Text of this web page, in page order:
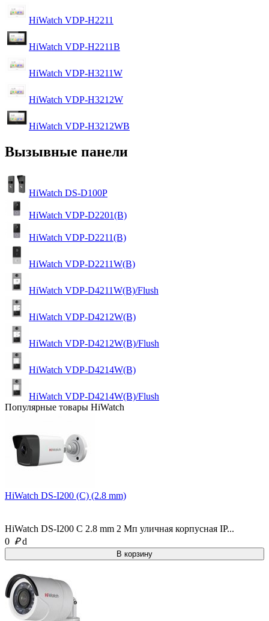
HiWatch VDP-H2211
HiWatch VDP-H2211B
HiWatch VDP-H3211W
HiWatch VDP-H3212W
HiWatch VDP-H3212WB
Вызывные панели
HiWatch DS-D100P
HiWatch VDP-D2201(B)
HiWatch VDP-D2211(B)
HiWatch VDP-D2211W(B)
HiWatch VDP-D4211W(B)/Flush
HiWatch VDP-D4212W(B)
HiWatch VDP-D4212W(B)/Flush
HiWatch VDP-D4214W(B)
HiWatch VDP-D4214W(B)/Flush
Популярные товары HiWatch
HiWatch DS-I200 (C) (2.8 mm)
HiWatch DS-I200 C 2.8 mm 2 Мп уличная корпусная IP...
0 ₽ d